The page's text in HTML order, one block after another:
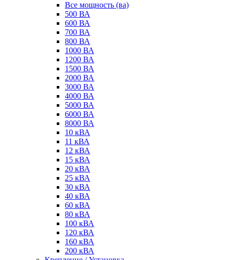
Все мощность (ва)
500 ВА
600 ВА
700 ВА
800 ВА
1000 ВА
1200 ВА
1500 ВА
2000 ВА
3000 ВА
4000 ВА
5000 ВА
6000 ВА
8000 ВА
10 кВА
11 кВА
12 кВА
15 кВА
20 кВА
25 кВА
30 кВА
40 кВА
60 кВА
80 кВА
100 кВА
120 кВА
160 кВА
200 кВА